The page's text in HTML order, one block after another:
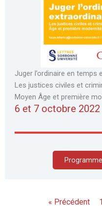
Juger l’ordinaire en temps
Les justices civiles et
Moyen Âge et première
6 et 7 octobre 2022
« Précédent 1